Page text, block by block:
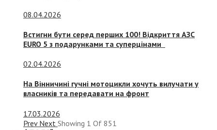
08.04.2026
Встигни бути серед перших 100! Відкриття АЗС
EURO 5 з подарунками та суперцінами
02.04.2026
На Вінничині гучні мотоцикли хочуть вилучати у
власників та передавати на фронт
17.03.2026
Prev Next Showing 1 Of 851